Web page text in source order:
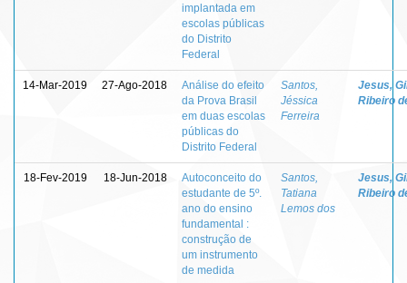
implantada em
escolas públicas
do Distrito
Federal
14-Mar-2019 27-Ago-2018
Análise do efeito
da Prova Brasil
em duas escolas
públicas do
Distrito Federal
Santos,
Jéssica
Ferreira
Jesus,
Ribeiro
18-Fev-2019 18-Jun-2018
Autoconceito do
estudante de 5º.
ano do ensino
fundamental :
construção de
um instrumento
de medida
Santos,
Tatiana
Lemos dos
Jesus,
Ribeiro